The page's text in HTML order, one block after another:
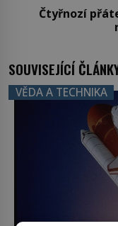
Čtyřnozí
SOUVISEJÍCÍ
VĚDA A TECHNIKA